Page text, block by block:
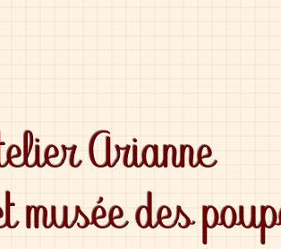
Arianne
musée des